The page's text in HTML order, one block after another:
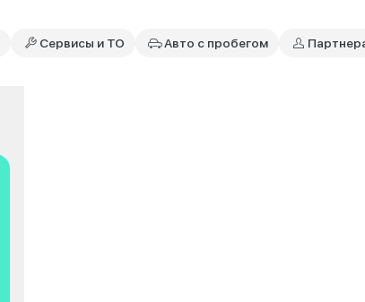
Сервисы и ТО Авто с пробегом